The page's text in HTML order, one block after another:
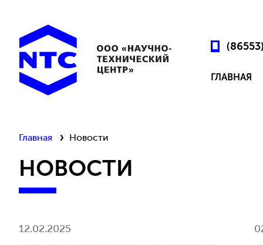
ГЛАВНАЯ
Главная Новости
НОВОСТИ
12.02.2025